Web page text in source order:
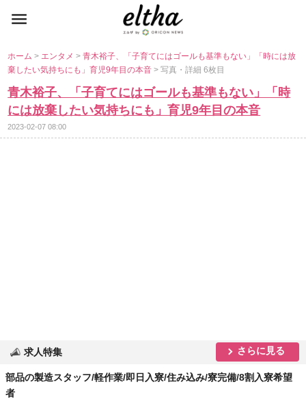
ホーム> エンタメ>青木裕子、「子育てにはゴールも基準もない」「時には放
棄したい気持ちにも」育児9年目の本音> 写真・詳細 6枚目
青木裕子、「子育てにはゴールも基準もない」「時
には放棄したい気持ちにも」育児9年目の本音
2023-02-07 08:00
求人特集 さらに見る
部品の製造スタッフ/軽作業/即日入寮/住み込み/寮完備/8割入寮希望
者